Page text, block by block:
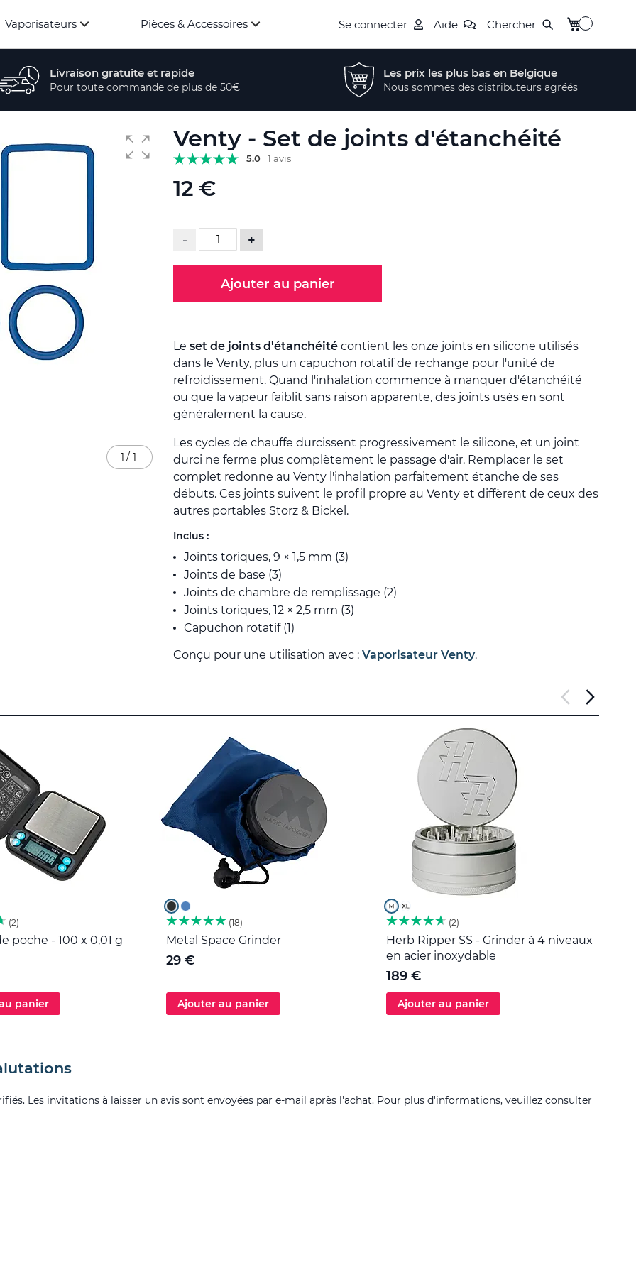
Vaporisateurs Pièces & Accessoires Se connecter Aide Chercher Mon panier
Livraison gratuite et rapide
Pour toute commande de plus de 50€
Les prix les plus bas en Belgique
Nous sommes des distributeurs agréés
Venty - Set de joints d'étanchéité
5.0 1 avis
12 €
- +
Ajouter au panier
Le set de joints d'étanchéité contient les onze joints en silicone utilisés
dans le Venty, plus un capuchon rotatif de rechange pour l'unité de
refroidissement. Quand l'inhalation commence à manquer d'étanchéité
ou que la vapeur faiblit sans raison apparente, des joints usés en sont
généralement la cause.
Les cycles de chauffe durcissent progressivement le silicone, et un joint
durci ne ferme plus complètement le passage d'air. Remplacer le set
complet redonne au Venty l'inhalation parfaitement étanche de ses
débuts. Ces joints suivent le profil propre au Venty et diffèrent de ceux des
autres portables Storz & Bickel.
Inclus :
Joints toriques, 9 × 1,5 mm (3)
Joints de base (3)
Joints de chambre de remplissage (2)
Joints toriques, 12 × 2,5 mm (3)
Capuchon rotatif (1)
Conçu pour une utilisation avec : Vaporisateur Venty.
1 / 1
2
poche - 100 x 0,01 g
panier
18
Metal Space Grinder
29 €
Ajouter au panier
2
Herb Ripper SS - Grinder à 4 niveaux
en acier inoxydable
189 €
Ajouter au panier
Les invitations à laisser un avis sont envoyées par e-mail après l'achat. Pour plus d'informations, veuillez consulter